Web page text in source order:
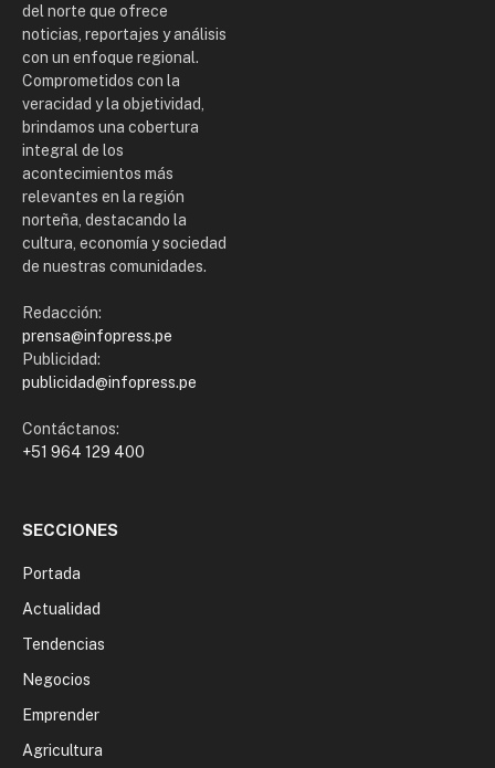
del norte que ofrece
noticias, reportajes y análisis
con un enfoque regional.
Comprometidos con la
veracidad y la objetividad,
brindamos una cobertura
integral de los
acontecimientos más
relevantes en la región
norteña, destacando la
cultura, economía y sociedad
de nuestras comunidades.
Redacción:
prensa@infopress.pe
Publicidad:
publicidad@infopress.pe
Contáctanos:
+51 964 129 400
SECCIONES
Portada
Actualidad
Tendencias
Negocios
Emprender
Agricultura